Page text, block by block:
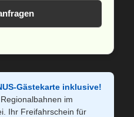
Gästekarte inklusive!
im
Ihr Freifahrschein für